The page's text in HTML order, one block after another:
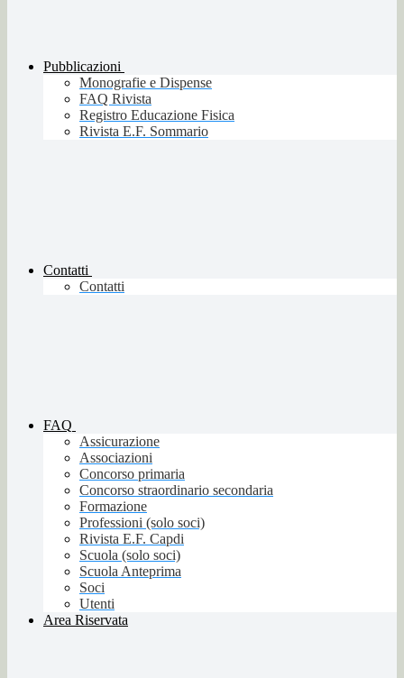
Pubblicazioni
Monografie e Dispense
FAQ Rivista
Registro Educazione Fisica
Rivista E.F. Sommario
Contatti
Contatti
FAQ
Assicurazione
Associazioni
Concorso primaria
Concorso straordinario secondaria
Formazione
Professioni (solo soci)
Rivista E.F. Capdi
Scuola (solo soci)
Scuola Anteprima
Soci
Utenti
Area Riservata